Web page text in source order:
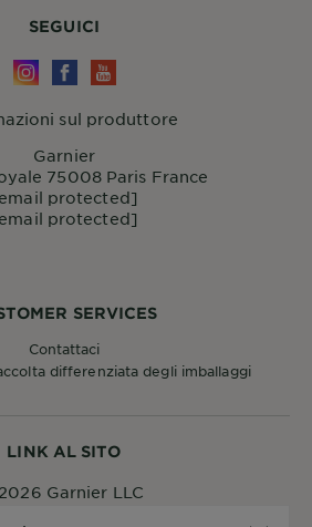
LINK AL SITO
Garnier LLC
SERVICES
Contattaci
differenziata degli imballaggi
SEGUICI
sul produttore
Garnier
75008 Paris France
protected]
protected]